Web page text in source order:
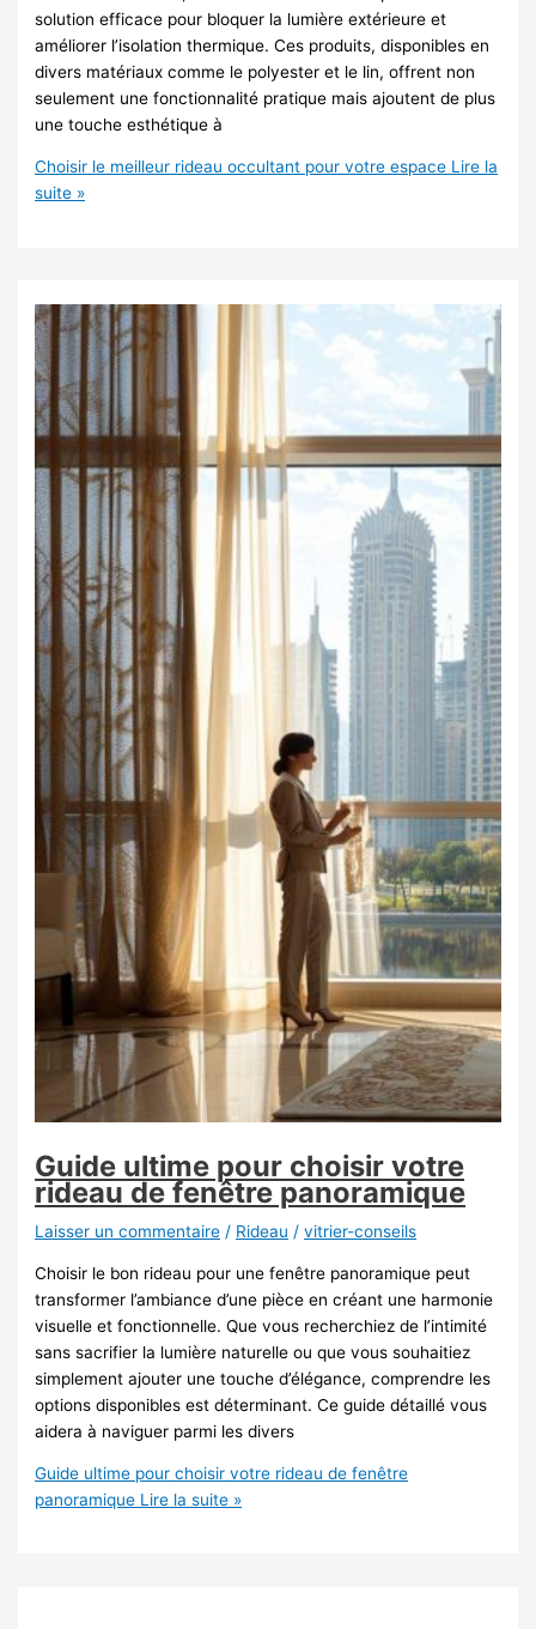
solution efficace pour bloquer la lumière extérieure et
améliorer l’isolation thermique. Ces produits, disponibles en
divers matériaux comme le polyester et le lin, offrent non
seulement une fonctionnalité pratique mais ajoutent de plus
une touche esthétique à
Choisir le meilleur rideau occultant pour votre espace Lire la
suite »
Guide ultime pour choisir votre
rideau de fenêtre panoramique
Laisser un commentaire / Rideau /vitrier-conseils
Choisir le bon rideau pour une fenêtre panoramique peut
transformer l’ambiance d’une pièce en créant une harmonie
visuelle et fonctionnelle. Que vous recherchiez de l’intimité
sans sacrifier la lumière naturelle ou que vous souhaitiez
simplement ajouter une touche d’élégance, comprendre les
options disponibles est déterminant. Ce guide détaillé vous
aidera à naviguer parmi les divers
Guide ultime pour choisir votre rideau de fenêtre
panoramique Lire la suite »